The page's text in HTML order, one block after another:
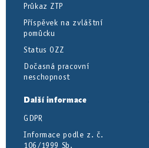
Průkaz ZTP
Příspěvek na zvláštní
pomůcku
Status OZZ
Dočasná pracovní
neschopnost
Další informace
GDPR
Informace podle z. č.
106/1999 Sb.